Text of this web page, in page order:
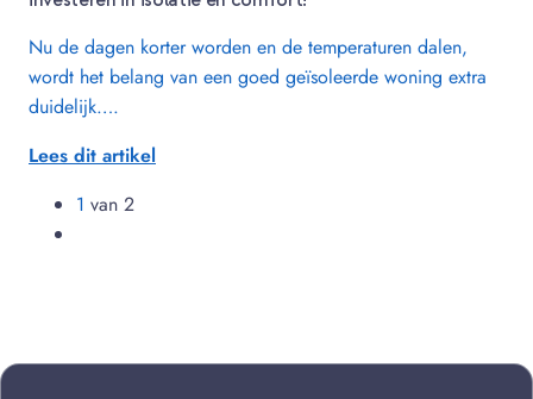
Nu de dagen korter worden en de temperaturen dalen,
wordt het belang van een goed geïsoleerde woning extra
duidelijk….
Lees dit artikel
1 van 2